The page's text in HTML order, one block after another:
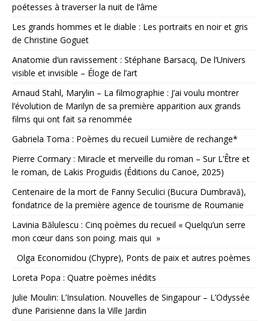
poétesses à traverser la nuit de l’âme
Les grands hommes et le diable : Les portraits en noir et gris
de Christine Goguet
Anatomie d’un ravissement : Stéphane Barsacq, De l’Univers
visible et invisible – Éloge de l’art
Arnaud Stahl, Marylin – La filmographie : J’ai voulu montrer
l’évolution de Marilyn de sa première apparition aux grands
films qui ont fait sa renommée
Gabriela Toma : Poèmes du recueil Lumière de rechange*
Pierre Cormary : Miracle et merveille du roman – Sur L’Être et
le roman, de Lakis Proguidis (Éditions du Canoë, 2025)
Centenaire de la mort de Fanny Seculici (Bucura Dumbravă),
fondatrice de la première agence de tourisme de Roumanie
Lavinia Bălulescu : Cinq poèmes du recueil « Quelqu’un serre
mon cœur dans son poing. mais qui »
Olga Economidou (Chypre), Ponts de paix et autres poèmes
Loreta Popa : Quatre poèmes inédits
Julie Moulin: L’Insulation. Nouvelles de Singapour – L’Odyssée
d’une Parisienne dans la Ville Jardin